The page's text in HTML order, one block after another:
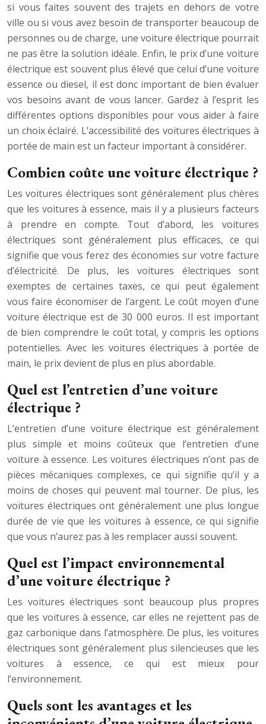
si vous faites souvent des trajets en dehors de votre
ville ou si vous avez besoin de transporter beaucoup de
personnes ou de charge, une voiture électrique pourrait
ne pas être la solution idéale. Enfin, le prix d’une voiture
électrique est souvent plus élevé que celui d’une voiture
essence ou diesel, il est donc important de bien évaluer
vos besoins avant de vous lancer. Gardez à l’esprit les
différentes options disponibles pour vous aider à faire
un choix éclairé. L’accessibilité des voitures électriques à
portée de main est un facteur important à considérer.
Combien coûte une voiture électrique ?
Les voitures électriques sont généralement plus chères
que les voitures à essence, mais il y a plusieurs facteurs
à prendre en compte. Tout d’abord, les voitures
électriques sont généralement plus efficaces, ce qui
signifie que vous ferez des économies sur votre facture
d’électricité. De plus, les voitures électriques sont
exemptes de certaines taxes, ce qui peut également
vous faire économiser de l’argent. Le coût moyen d’une
voiture électrique est de 30 000 euros. Il est important
de bien comprendre le coût total, y compris les options
potentielles. Avec les voitures électriques à portée de
main, le prix devient de plus en plus abordable.
Quel est l’entretien d’une voiture
électrique ?
L’entretien d’une voiture électrique est généralement
plus simple et moins coûteux que l’entretien d’une
voiture à essence. Les voitures électriques n’ont pas de
pièces mécaniques complexes, ce qui signifie qu’il y a
moins de choses qui peuvent mal tourner. De plus, les
voitures électriques ont généralement une plus longue
durée de vie que les voitures à essence, ce qui signifie
que vous n’aurez pas à les remplacer aussi souvent.
Quel est l’impact environnemental
d’une voiture électrique ?
Les voitures électriques sont beaucoup plus propres
que les voitures à essence, car elles ne rejettent pas de
gaz carbonique dans l’atmosphère. De plus, les voitures
électriques sont généralement plus silencieuses que les
voitures à essence, ce qui est mieux pour
l’environnement.
Quels sont les avantages et les